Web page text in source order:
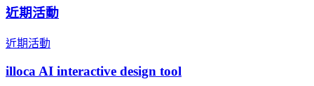
近期活動
近期活動
illoca AI interactive design tool